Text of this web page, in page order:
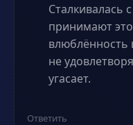
Сталкивалась
принимают
влюблённость
не
угасает.
Ответить